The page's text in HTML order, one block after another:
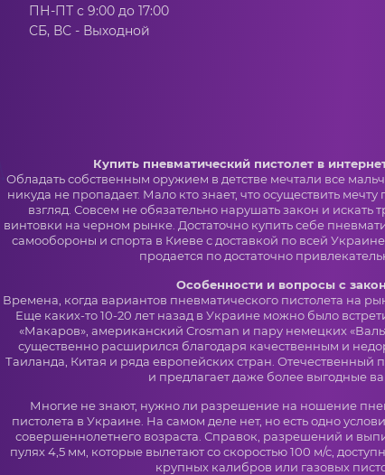
ПН-ПТ с 9:00 до 17:00
СБ, ВС - Выходной
Купить пневматический пистолет в
Обладать собственным оружием в детстве мечтали все
никуда не пропадает. Мало кто знает, что осуществить
взгляд. Совсем не обязательно нарушать закон и искать
винтовки на черном рынке. Достаточно купить себе
самообороны и спорта в Киеве с доставкой по всей
продается по достаточно
Особенности и вопросы с
Времена, когда вариантов пневматического пистолета на
Еще каких-то 10-20 лет назад в Украине можно было
«Макаров», американский Crosman и пару немецких
существенно расширился благодаря качественным и
Таиланда, Китая и ряда европейских стран. Отечественный
и предлагает даже более выгодные
Многие не знают, нужно ли разрешение на ношение
пистолета в Украине. На самом деле нет, но есть одно
совершеннолетнего возраста. Справок, разрешений и
пулях 4,5 мм, которые вылетают со скоростью 100 м/с,
крупных калибров или газовых